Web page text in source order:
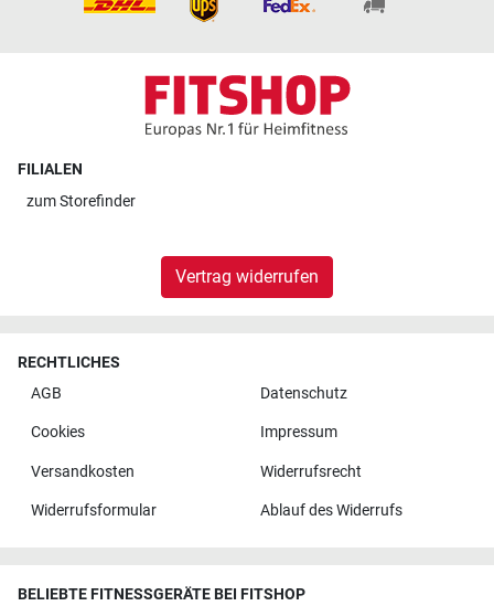
FILIALEN
zumStorefinder
Vertrag widerrufen
RECHTLICHES
AGB
Datenschutz
Cookies Impressum
Versandkosten Widerrufsrecht
Widerrufsformular Ablauf des Widerrufs
BELIEBTE FITNESSGERÄTE BEI FITSHOP